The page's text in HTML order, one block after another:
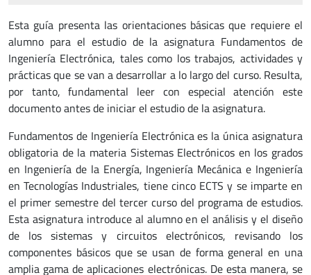
Esta guía presenta las orientaciones básicas que requiere el
alumno para el estudio de la asignatura Fundamentos de
Ingeniería Electrónica, tales como los trabajos, actividades y
prácticas que se van a desarrollar a lo largo del curso. Resulta,
por tanto, fundamental leer con especial atención este
documento antes de iniciar el estudio de la asignatura.
Fundamentos de Ingeniería Electrónica es la única asignatura
obligatoria de la materia Sistemas Electrónicos en los grados
en Ingeniería de la Energía, Ingeniería Mecánica e Ingeniería
en Tecnologías Industriales, tiene cinco ECTS y se imparte en
el primer semestre del tercer curso del programa de estudios.
Esta asignatura introduce al alumno en el análisis y el diseño
de los sistemas y circuitos electrónicos, revisando los
componentes básicos que se usan de forma general en una
amplia gama de aplicaciones electrónicas. De esta manera, se